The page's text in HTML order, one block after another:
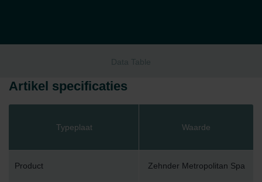
Data Table
Artikel specificaties
Typeplaat Waarde
Product Zehnder Metropolitan Spa